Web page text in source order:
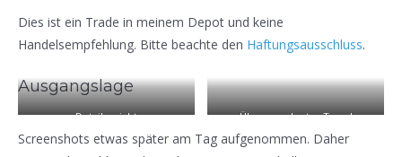
Dies ist ein Trade in meinem Depot und keine
Handelsempfehlung. Bitte beachte den Haftungsausschluss.
Ausgangslage
Detailansicht Übergeordneter Trend
Screenshots etwas später am Tag aufgenommen. Daher